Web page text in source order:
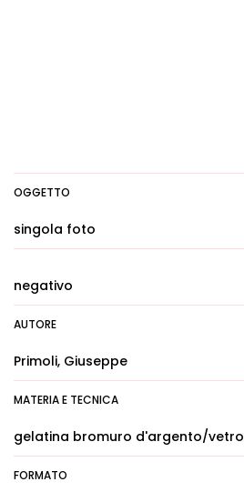
OGGETTO
singola foto
negativo
AUTORE
Primoli, Giuseppe
MATERIA E TECNICA
gelatina bromuro d'argento/vetro
FORMATO